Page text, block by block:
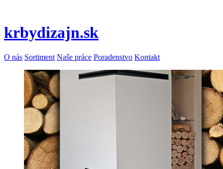
krbydizajn.sk
O nás Sortiment Naše práce Poradenstvo Kontakt